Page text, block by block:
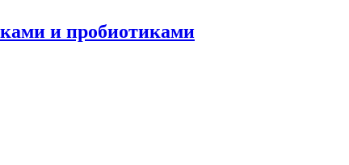
и пробиотиками